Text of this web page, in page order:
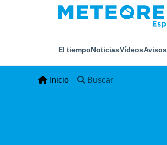
El tiempoNoticiasVídeosAvisos
Inicio Buscar